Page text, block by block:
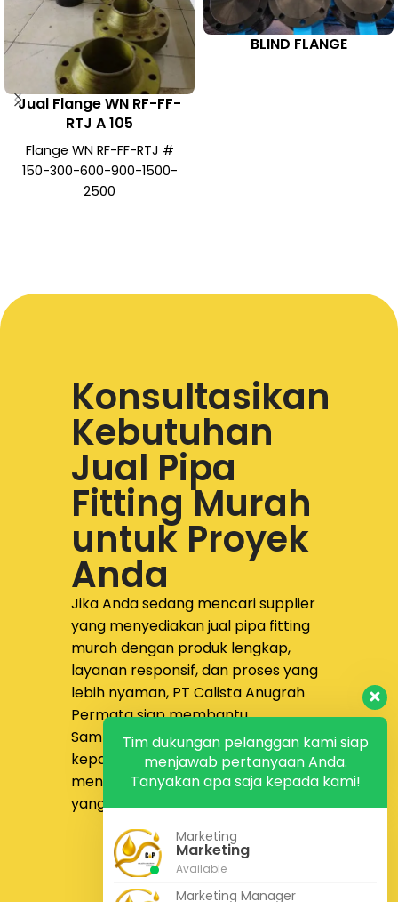
Jual Flange WN RF-FF-
RTJ A 105
Flange WN RF-FF-RTJ #
150-300-600-900-1500-
2500
BLIND FLANGE
Konsultasikan
Kebutuhan
Jual Pipa
Fitting Murah
untuk Proyek
Anda
Jika Anda sedang mencari supplier
yang menyediakanjual pipa fitting
murah dengan produk lengkap,
layanan responsif, dan proses yang
lebih nyaman, PT Calista Anugrah
Permatasiap membantu.
Sampaikan kebutuhan proyek Anda
kepada tim kami untuk
mendapatkan solusi pengadaan
yang lebih tepat dan efisien.
Konsultasi Gratis
Kontak Kami
Tim dukungan pelanggan kami siap
menjawab pertanyaan Anda.
Tanyakan apa saja kepada kami!
Marketing
Marketing
Available
Marketing Manager